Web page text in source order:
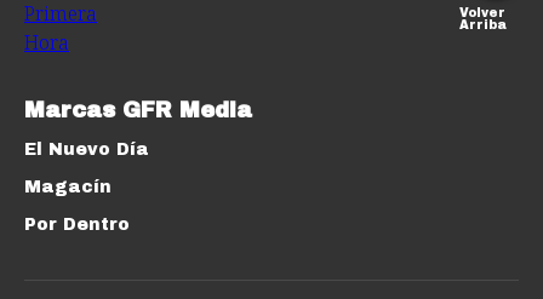
Volver
Arriba
Marcas GFR Media
El Nuevo Día
Magacín
Por Dentro